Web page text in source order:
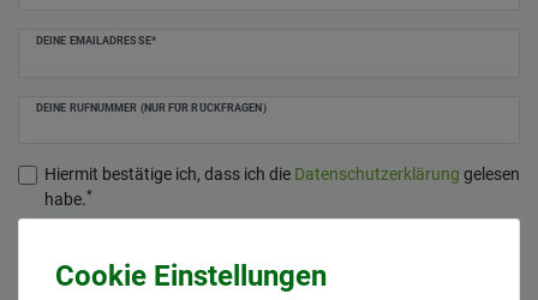
DEINE EMAILADRESSE*
DEINE RUFNUMMER (NUR FÜR RÜCKFRAGEN)
Hiermit bestätige ich, dass ich die Daten­schutz­erklärung gelesen
habe.*